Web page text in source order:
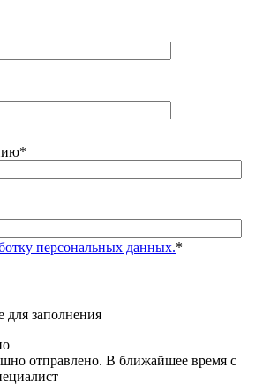
*
персональных данных.*
для заполнения
отправлено. В ближайшее время с